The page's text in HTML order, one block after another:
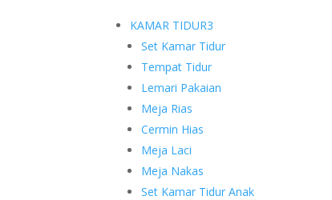
KAMAR TIDUR3
Set Kamar Tidur
Tempat Tidur
Lemari Pakaian
Meja Rias
Cermin Hias
Meja Laci
Meja Nakas
Set Kamar Tidur Anak